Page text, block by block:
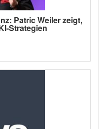
Patric Weiler zeigt,
Strategien